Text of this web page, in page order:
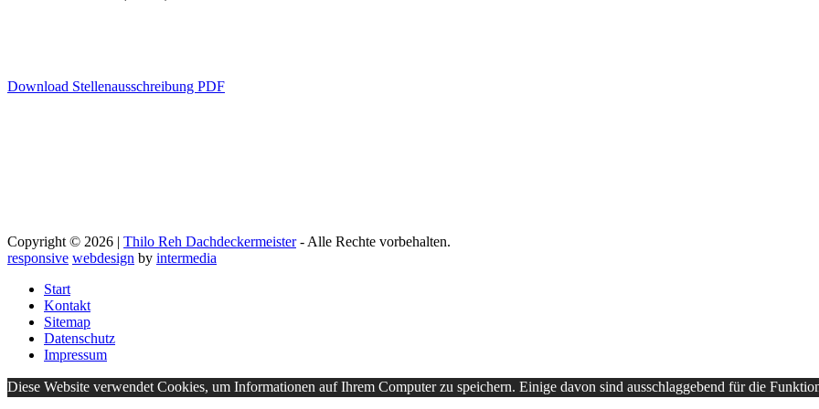
Download Stellenausschreibung PDF
Copyright © 2026 | Thilo Reh Dachdeckermeister- Alle Rechte vorbehalten.
responsive webdesign by intermedia
Start
Kontakt
Sitemap
Datenschutz
Impressum
Diese Website verwendet Cookies, um Informationen auf Ihrem Computer zu speichern. Einige davon sind ausschlaggebend für die